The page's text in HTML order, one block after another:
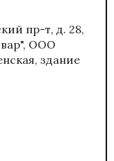
пр-т, д. 28,
ООО
здание